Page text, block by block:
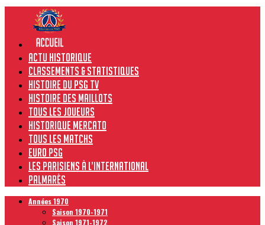
Actu historique
Classements & Statistiques
Histoire du PSG TV
Histoire des maillots
Tous les joueurs
Historique Mercato
Tous les matchs
Euro PSG
Les Parisiens à l’international
Palmarès
Années 1970
Saison 1970-1971
Saison 1971-1972